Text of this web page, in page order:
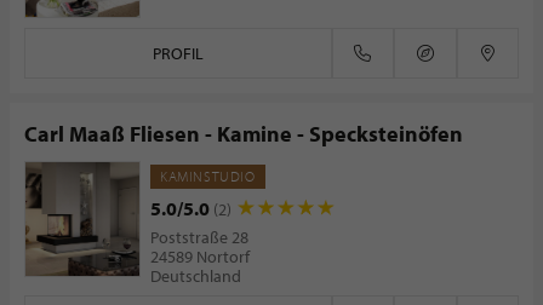
PROFIL
Carl Maaß Fliesen - Kamine - Specksteinöfen
KAMINSTUDIO
5.0/5.0 (2)
Poststraße 28
24589 Nortorf
Deutschland